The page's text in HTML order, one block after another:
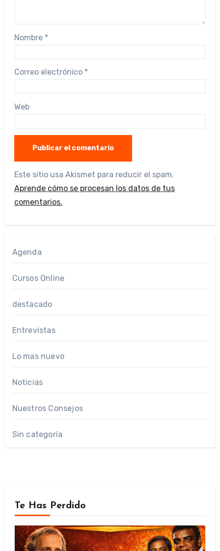
Nombre *
Correo electrónico *
Web
Este sitio usa Akismet para reducir el spam.
Aprende cómo se procesan los datos de tus
comentarios.
Agenda
Cursos Online
destacado
Entrevistas
Lo mas nuevo
Noticias
Nuestros Consejos
Sin categoría
Te Has Perdido